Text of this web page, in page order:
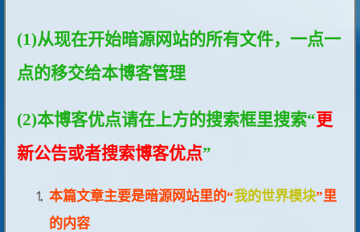
(1)从现在开始暗源网站的所有文件，一点一
点的移交给本博客管理
(2)本博客优点请在上方的搜索框里搜索“更
新公告或者搜索博客优点”
本篇文章主要是暗源网站里的“我的世界模块”里
的内容